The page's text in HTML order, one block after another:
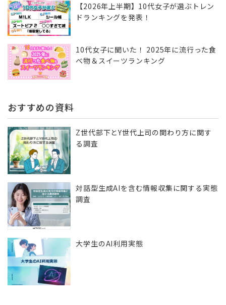
【2026年上半期】10代女子が選ぶトレン
ドランキングを発表！
10代女子に聞いた！ 2025年に流行った食
べ物＆スイーツランキング
おすすめの資料
Z世代部下とY世代上司の関わり方に関す
る調査
対話型生成AIを含む情報収集に​関する実態
調査
大学生のAI利用実態